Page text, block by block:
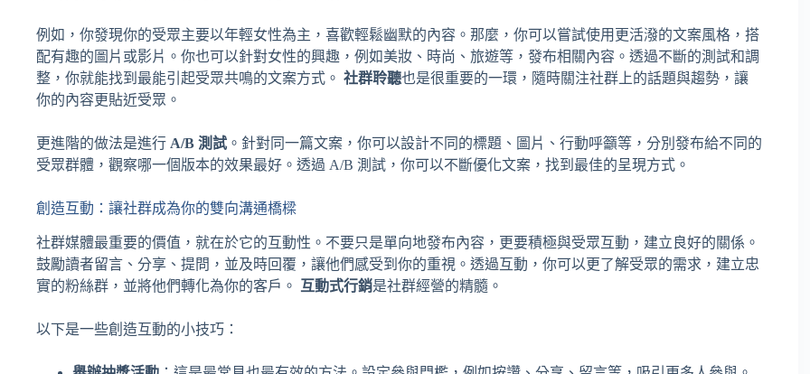
例如，你發現你的受眾主要以年輕女性為主，喜歡輕鬆幽默的內容。那麼，你可以嘗試使用更活潑的文案風格，搭
配有趣的圖片或影片。你也可以針對女性的興趣，例如美妝、時尚、旅遊等，發布相關內容。透過不斷的測試和調
整，你就能找到最能引起受眾共鳴的文案方式。 社群聆聽也是很重要的一環，隨時關注社群上的話題與趨勢，讓
你的內容更貼近受眾。
更進階的做法是進行 A/B 測試 。針對同一篇文案，你可以設計不同的標題、圖片、行動呼籲等，分別發布給不同的
受眾群體，觀察哪一個版本的效果最好。透過 A/B 測試，你可以不斷優化文案，找到最佳的呈現方式。
創造互動：讓社群成為你的雙向溝通橋樑
社群媒體最重要的價值，就在於它的互動性。不要只是單向地發布內容，更要積極與受眾互動，建立良好的關係。
鼓勵讀者留言、分享、提問，並及時回覆，讓他們感受到你的重視。透過互動，你可以更了解受眾的需求，建立忠
實的粉絲群，並將他們轉化為你的客戶。
互動式行銷是社群經營的精髓。
以下是一些創造互動的小技巧：